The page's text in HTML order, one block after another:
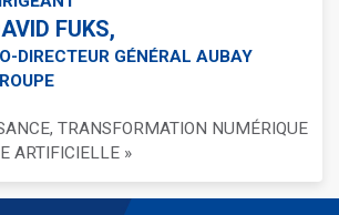
FUKS,
DIRECTEUR GÉNÉRAL AUBAY
TRANSFORMATION NUMÉRIQUE
ARTIFICIELLE »